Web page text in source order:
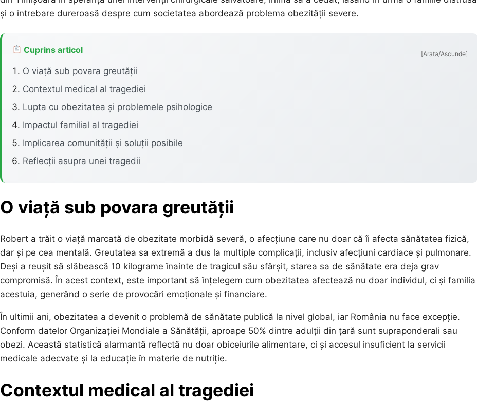
și o întrebare dureroasă despre cum societatea abordează problema obezității severe.
Cuprins articol [Arata/Ascunde]
O viață sub povara greutății
Contextul medical al tragediei
Lupta cu obezitatea și problemele psihologice
Impactul familial al tragediei
Implicarea comunității și soluții posibile
Reflecții asupra unei tragedii
O viață sub povara greutății
Robert a trăit o viață marcată de obezitate morbidă severă, o afecțiune care nu doar că îi afecta sănătatea fizică,
dar și pe cea mentală. Greutatea sa extremă a dus la multiple complicații, inclusiv afecțiuni cardiace și pulmonare.
Deși a reușit să slăbească 10 kilograme înainte de tragicul său sfârșit, starea sa de sănătate era deja grav
compromisă. În acest context, este important să înțelegem cum obezitatea afectează nu doar individul, ci și familia
acestuia, generând o serie de provocări emoționale și financiare.
În ultimii ani, obezitatea a devenit o problemă de sănătate publică la nivel global, iar România nu face excepție.
Conform datelor Organizației Mondiale a Sănătății, aproape 50% dintre adulții din țară sunt supraponderali sau
obezi. Această statistică alarmantă reflectă nu doar obiceiurile alimentare, ci și accesul insuficient la servicii
medicale adecvate și la educație în materie de nutriție.
Contextul medical al tragediei